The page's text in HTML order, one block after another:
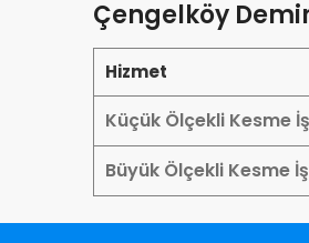
Çengelköy
Hizmet
Küçük Ölçekli Kesme
Büyük Ölçekli Kesme